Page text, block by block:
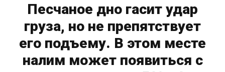
Песчаное дно гасит удар
груза, но не препятствует
его подъему. В этом месте
налим может появиться с